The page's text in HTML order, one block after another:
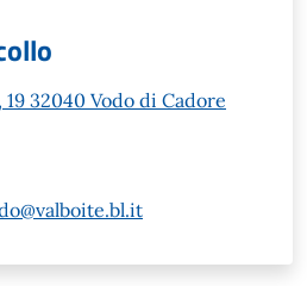
19 32040 Vodo di Cadore